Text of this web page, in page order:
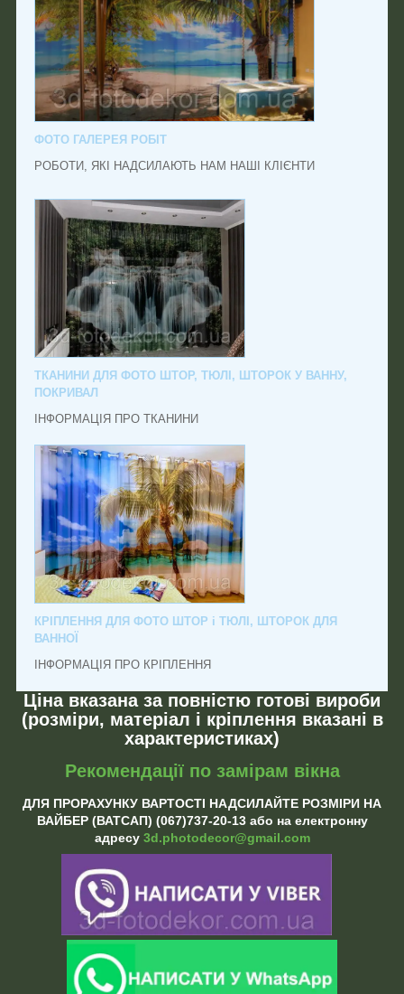
ФОТО ГАЛЕРЕЯ РОБІТ
РОБОТИ, ЯКІ НАДСИЛАЮТЬ НАМ НАШІ КЛІЄНТИ
ТКАНИНИ ДЛЯ ФОТО ШТОР, ТЮЛІ, ШТОРОК У ВАННУ,
ПОКРИВАЛ
ІНФОРМАЦІЯ ПРО ТКАНИНИ
КРІПЛЕННЯ ДЛЯ ФОТО ШТОР і ТЮЛІ, ШТОРОК ДЛЯ
ВАННОЇ
ІНФОРМАЦІЯ ПРО КРІПЛЕННЯ
Ціна вказана за повністю готові вироби
(розміри, матеріал і кріплення вказані в
характеристиках)
Рекомендації по замірам вікна
ДЛЯ ПРОРАХУНКУ ВАРТОСТІ НАДСИЛАЙТЕ РОЗМІРИ НА
ВАЙБЕР (ВАТСАП) (067)737-20-13 або на електронну
адресу 3d.photodecor@gmail.com